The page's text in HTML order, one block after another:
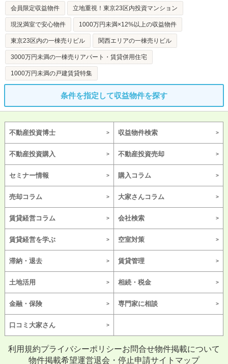
会員限定収益物件 立地重視！東京23区内投資マンション
現況満室で安心物件 1000万円未満×12%以上の収益物件
東京23区内の一棟売りビル 関西エリアの一棟売りビル
3000万円未満の一棟売りアパート・賃貸併用住宅
1000万円未満の戸建賃貸特集
条件を指定して収益物件を探す
不動産投資博士 収益物件検索
不動産投資購入 不動産投資売却
セミナー情報 購入コラム
売却コラム 大家さんコラム
賃貸経営コラム 会社検索
賃貸経営を学ぶ 空室対策
滞納・退去 賃貸管理
土地活用 相続・税金
金融・保険 専門家に相談
口コミ大家さん
利用規約プライバシーポリシーお問合せ物件掲載について
物件掲載希望運営退会・停止申請サイトマップ